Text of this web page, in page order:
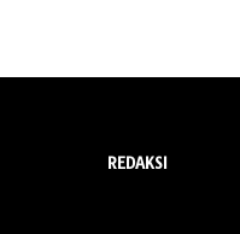
REDAKSI